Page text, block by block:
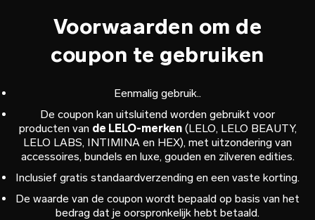
Voorwaarden om de
coupon te gebruiken
Eenmalig gebruik..
De coupon kan uitsluitend worden gebruikt voor
producten van de LELO-merken(LELO, LELO BEAUTY,
LELO LABS, INTIMINA en HEX), met uitzondering van
accessoires, bundels en luxe, gouden en zilveren edities.
Inclusief gratis standaardverzending en een vaste korting.
De waarde van de coupon wordt bepaald op basis van het
bedrag dat je oorspronkelijk hebt betaald.